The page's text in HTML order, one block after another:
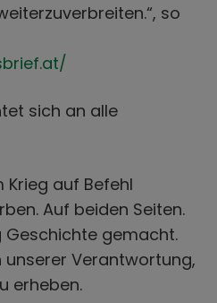
so
sich an alle
Krieg auf Befehl
Auf beiden Seiten.
Geschichte gemacht.
unserer Verantwortung,
erheben.